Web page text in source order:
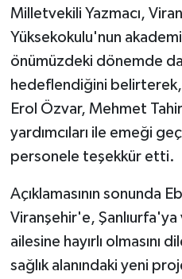
Milletvekili Yazmacı,
Yüksekokulu'nun
önümüzdeki dönemde
hedeflendiğini
Erol Özvar, Mehmet
yardımcıları ile emeği
personele teşekkür etti.
Açıklamasının sonunda
Viranşehir'e,
ailesine hayırlı olmasını
sağlık alanındaki yeni